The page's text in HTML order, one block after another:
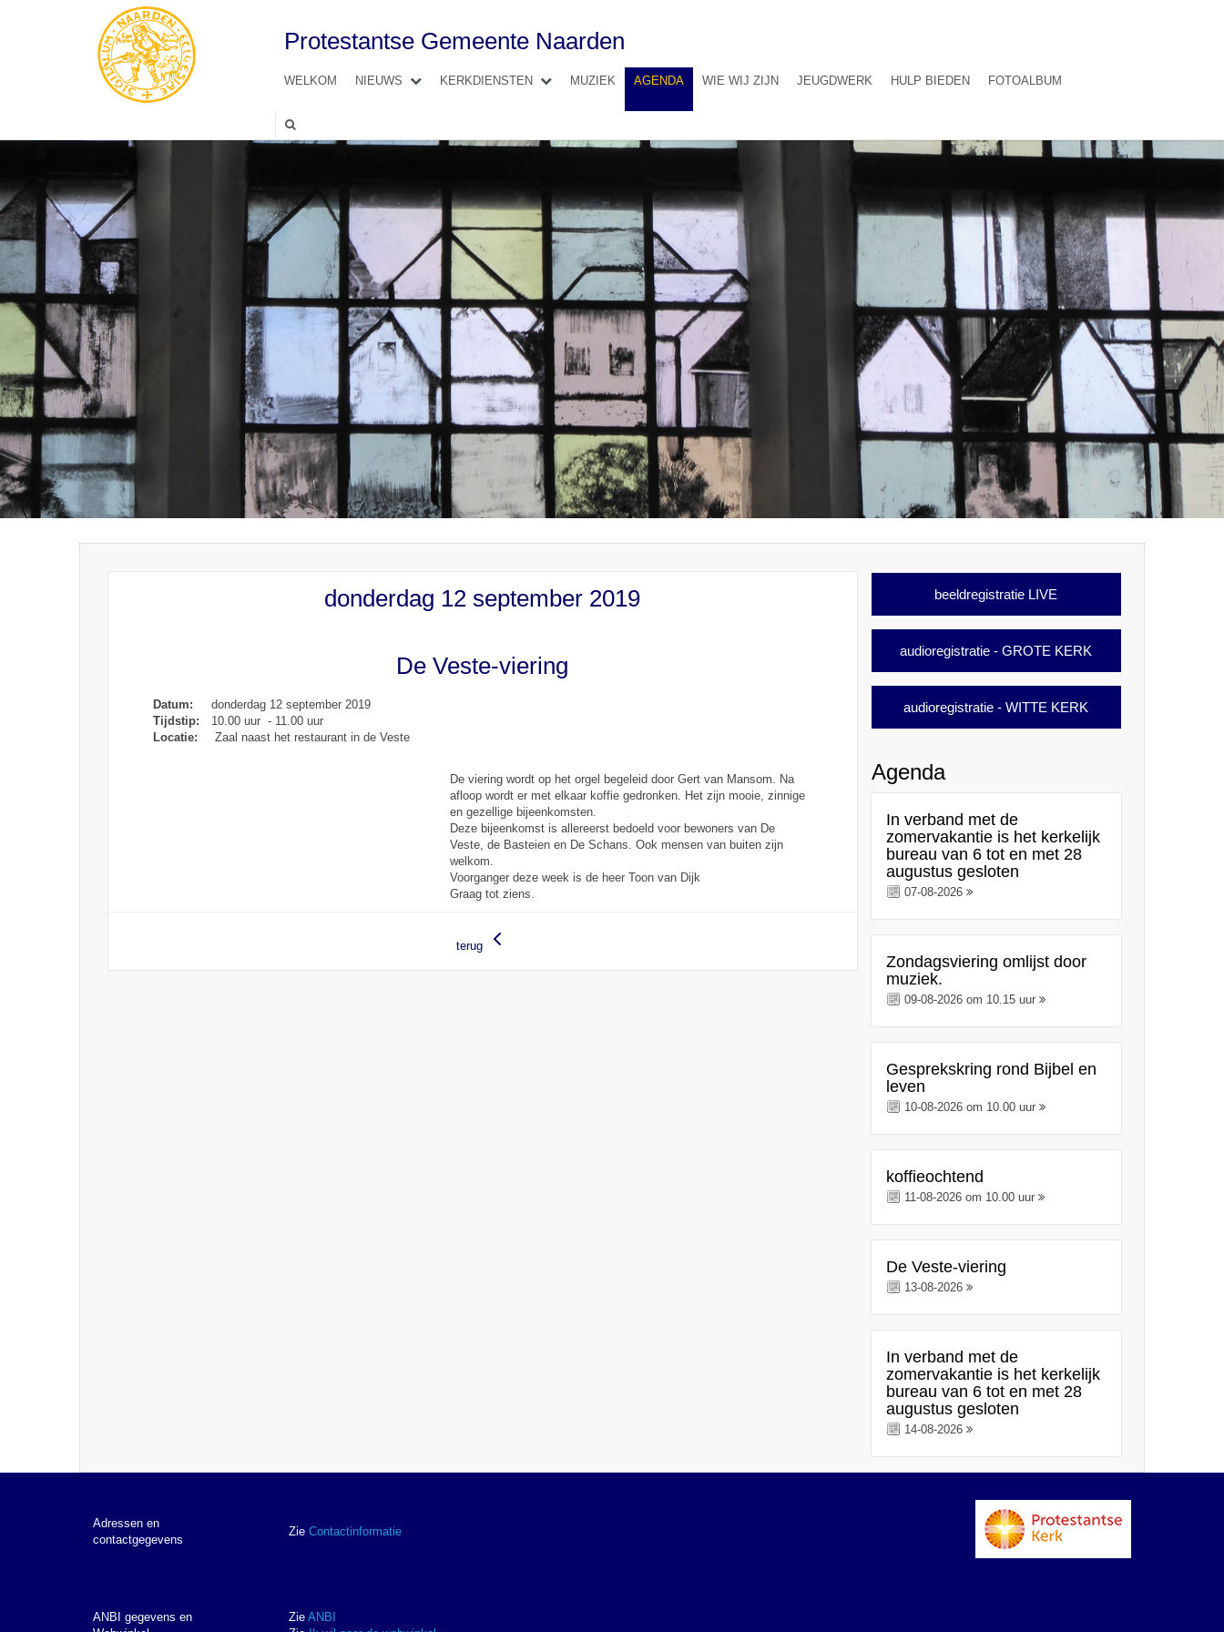
Protestantse Gemeente Naarden
WELKOM NIEUWS KERKDIENSTEN MUZIEK AGENDA WIE WIJ ZIJN JEUGDWERK HULP BIEDEN FOTOALBUM
donderdag 12 september 2019
De Veste-viering
Datum:
donderdag 12 september 2019
Tijdstip:
10.00 uur - 11.00 uur
Locatie:
Zaal naast het restaurant in de Veste
De viering wordt op het orgel begeleid door Gert van Mansom. Na
afloop wordt er met elkaar koffie gedronken. Het zijn mooie, zinnige
en gezellige bijeenkomsten.
Deze bijeenkomst is allereerst bedoeld voor bewoners van De
Veste, de Basteien en De Schans. Ook mensen van buiten zijn
welkom.
Voorganger deze week is de heer Toon van Dijk
Graag tot ziens.
terug
beeldregistratie LIVE
audioregistratie - GROTE KERK
audioregistratie - WITTE KERK
Agenda
In verband met de
zomervakantie is het kerkelijk
bureau van 6 tot en met 28
augustus gesloten
07-08-2026
Zondagsviering omlijst door
muziek.
09-08-2026 om 10.15 uur
Gesprekskring rond Bijbel en
leven
10-08-2026 om 10.00 uur
koffieochtend
11-08-2026 om 10.00 uur
De Veste-viering
13-08-2026
In verband met de
zomervakantie is het kerkelijk
bureau van 6 tot en met 28
augustus gesloten
14-08-2026
Adressen en
contactgegevens
Zie Contactinformatie
ANBI gegevens en
Zie ANBI